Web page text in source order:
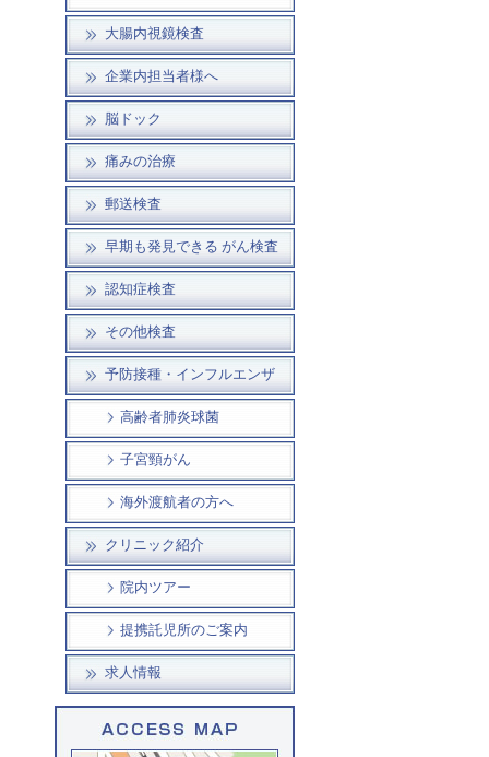
大腸内視鏡検査
企業内担当者様へ
脳ドック
痛みの治療
郵送検査
早期も発見できる がん検査
認知症検査
その他検査
予防接種・インフルエンザ
高齢者肺炎球菌
子宮頸がん
海外渡航者の方へ
クリニック紹介
院内ツアー
提携託児所のご案内
求人情報